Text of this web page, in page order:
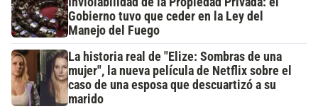
Gobierno tuvo que ceder en la Ley del
Manejo del Fuego
La historia real de "Elize: Sombras de una
mujer", la nueva película de Netflix sobre el
caso de una esposa que descuartizó a su
marido